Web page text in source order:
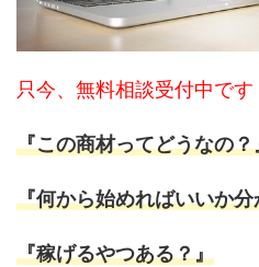
只今、無料相談受付中です
『この商材ってどうなの？
『何から始めればいいか
『稼げるやつある？』